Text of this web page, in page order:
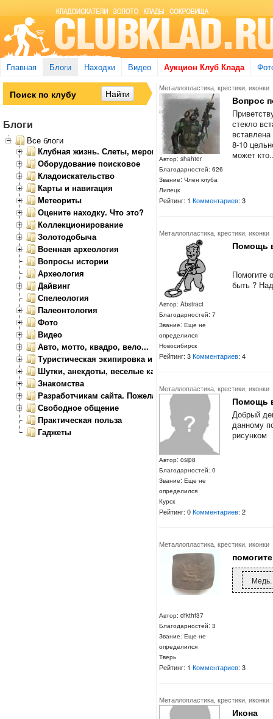
Главная Блоги Находки Видео Аукцион Клуб Клада
Металлопластика, крестики, иконки
Автор: shahter
Благодарностей: 626
Звание: Член клуба
Липецк
Вопрос
стекло
8-10
может
Рейтинг: 1Комментариев: 3
Металлопластика, крестики, иконки
Автор: Abstract
Благодарностей: 7
Звание: Еще не
определился
Новосибирск
Помощь
Помогите
быть ?
Рейтинг: 3Комментариев: 4
Металлопластика, крестики, иконки
Автор: osip8
Благодарностей: 0
Звание: Еще не
определился
Курск
Помощь
Добрый
данному
рисунком
Рейтинг: 0Комментариев: 2
Металлопластика, крестики, иконки
Автор: dfkthf37
Благодарностей: 3
Звание: Еще не
определился
Тверь
Рейтинг: 1Комментариев: 3
Металлопластика, крестики, иконки
Икона
Блоги
Все блоги
Клубная жизнь. Слеты, мероприятия
Оборудование поисковое
Кладоискательство
Карты и навигация
Метеориты
Оцените находку. Что это?
Коллекционирование
Золотодобыча
Военная археология
Вопросы истории
Археология
Дайвинг
Спелеология
Палеонтология
Фото
Видео
Авто, мотто, квадро, вело...
Туристическая экипировка и снаряжение
Шутки, анекдоты, веселые картинки
Знакомства
Разработчикам сайта. Пожелания, замечания.
Свободное общение
Практическая польза
Гаджеты